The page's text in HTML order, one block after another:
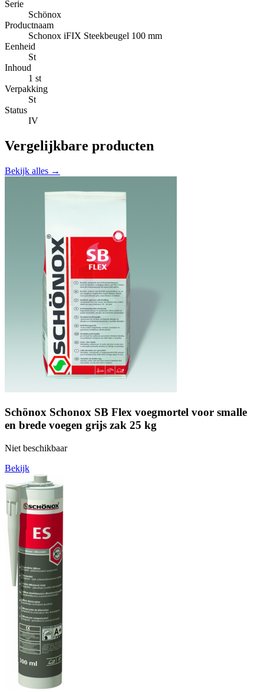
Serie
Schönox
Productnaam
Schonox iFIX Steekbeugel 100 mm
Eenheid
St
Inhoud
1 st
Verpakking
St
Status
IV
Vergelijkbare producten
Bekijk alles →
Schönox Schonox SB Flex voegmortel voor smalle
en brede voegen grijs zak 25 kg
Niet beschikbaar
Bekijk